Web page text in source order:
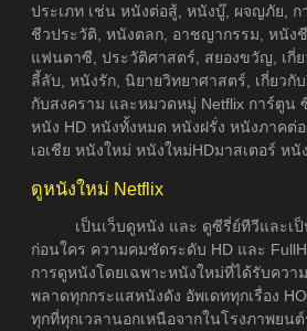
ประเภท เช่น หนังต่อสู้, หนังบู๊, ผจญภัย, ก
ชีวประวัติ, หนังตลก, อาชญากรรม, หนัง
แฟนตาซี, ประวัติศาสตร์, สยองขวัญ, เกี่ย
ลี้ลับ, หนังรัก, นิยายวิทยาศาสตร์, เกี่ยวกั
กับสงคราม และหมวดหมู่ Netflix การ์ตูน
หนัง HD หนังทั้งหมด หนังฝรั่ง หนังภาคต่
เอเชีย หนังใหม่ หนังใหม่HDมาสเตอร์ หนั
ดูหนังใหม่ Netflix
เป็นเว็บดูหนัง และ ดูซีรี่ย์ทีวีและเ
ก่อนใคร ความคมชัดระดับ HD และ
การดูหนังโดยเฉพาะหนังใหม่ที่ได้รับคว
พลาดทุกกระแสหนังดัง อัพเดททุกเรื่อง
ทุกที่ทุกเวลานอกเหนือจากในโรงภาพยน